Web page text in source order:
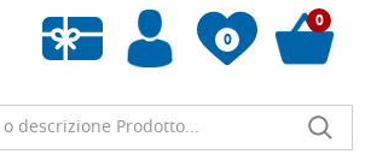
0
Lista de deseos vacía
0